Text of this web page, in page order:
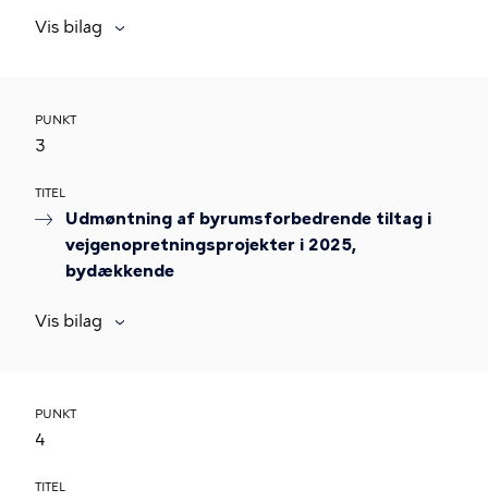
Vis bilag
PUNKT
3
TITEL
Udmøntning af byrumsforbedrende tiltag i
vejgenopretningsprojekter i 2025,
bydækkende
Vis bilag
PUNKT
4
TITEL